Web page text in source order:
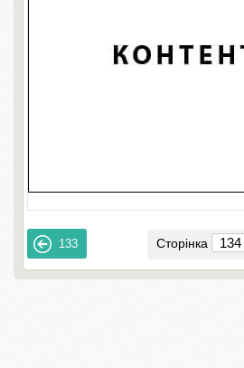
133 Сторінка